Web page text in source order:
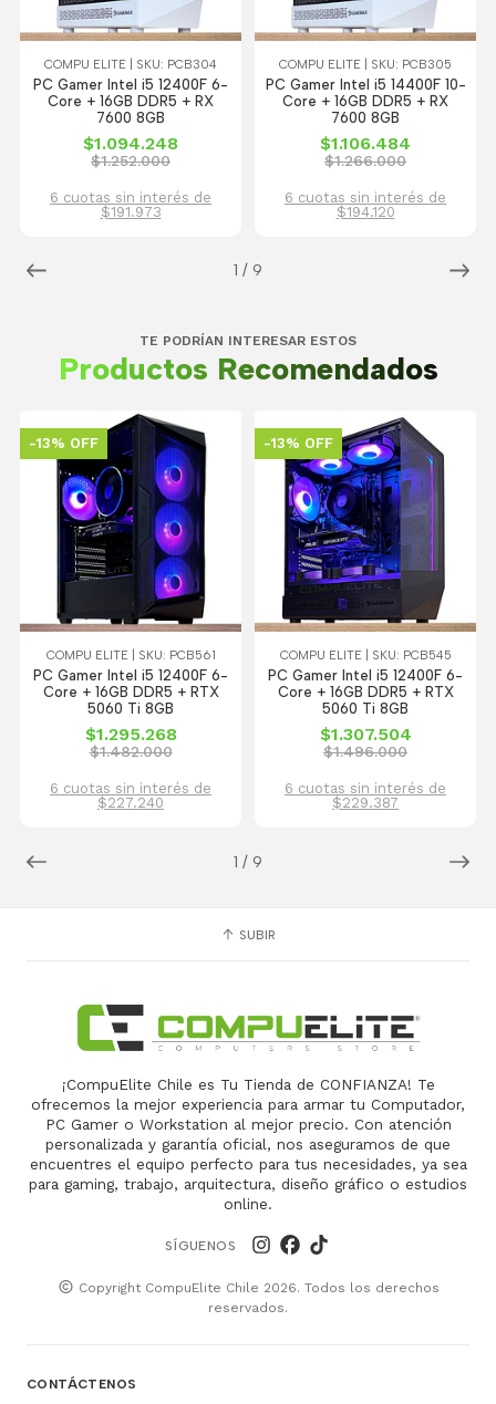
1 / 9
COMPU ELITE | SKU: PCB304
PC Gamer Intel i5 12400F 6-
Core + 16GB DDR5 + RX
7600 8GB
$1.094.248
$1.252.000
6 cuotas sin interés de
$191.973
COMPU ELITE | SKU: PCB305
PC Gamer Intel i5 14400F 10-
Core + 16GB DDR5 + RX
7600 8GB
$1.106.484
$1.266.000
6 cuotas sin interés de
$194.120
TE PODRÍAN INTERESAR ESTOS
Productos Recomendados
1 / 9
-13% OFF
COMPU ELITE | SKU: PCB561
PC Gamer Intel i5 12400F 6-
Core + 16GB DDR5 + RTX
5060 Ti 8GB
$1.295.268
$1.482.000
6 cuotas sin interés de
$227.240
-13% OFF
COMPU ELITE | SKU: PCB545
PC Gamer Intel i5 12400F 6-
Core + 16GB DDR5 + RTX
5060 Ti 8GB
$1.307.504
$1.496.000
6 cuotas sin interés de
$229.387
SUBIR
¡CompuElite Chile es Tu Tienda de CONFIANZA! Te
ofrecemos la mejor experiencia para armar tu Computador,
PC Gamer o Workstation al mejor precio. Con atención
personalizada y garantía oficial, nos aseguramos de que
encuentres el equipo perfecto para tus necesidades, ya sea
para gaming, trabajo, arquitectura, diseño gráfico o estudios
online.
SÍGUENOS
Copyright CompuElite Chile 2026. Todos los derechos
reservados.
CONTÁCTENOS